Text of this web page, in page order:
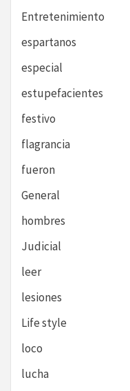
Entretenimiento
espartanos
especial
estupefacientes
festivo
flagrancia
fueron
General
hombres
Judicial
leer
lesiones
Life style
loco
lucha